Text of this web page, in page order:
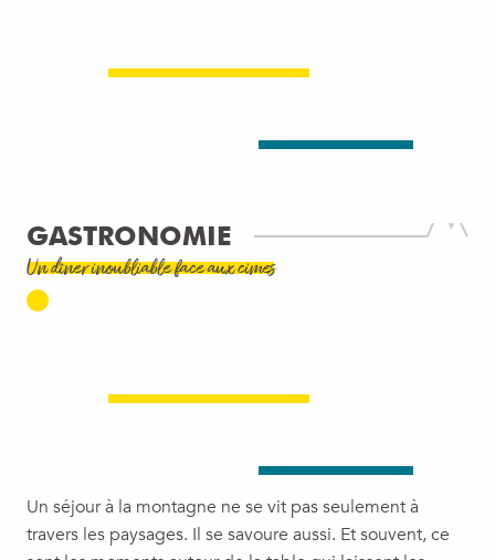
GASTRONOMIE
Un dîner inoubliable face aux cimes
Un séjour à la montagne ne se vit pas seulement à
travers les paysages. Il se savoure aussi. Et souvent, ce